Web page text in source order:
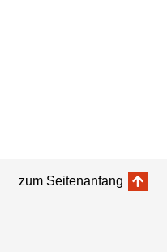
zum Seitenanfang